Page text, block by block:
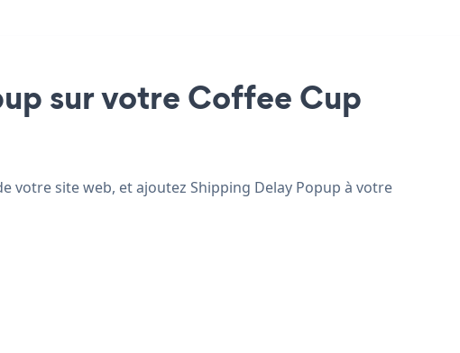
sur votre Coffee Cup
votre site web, et ajoutez Shipping Delay Popup à votre